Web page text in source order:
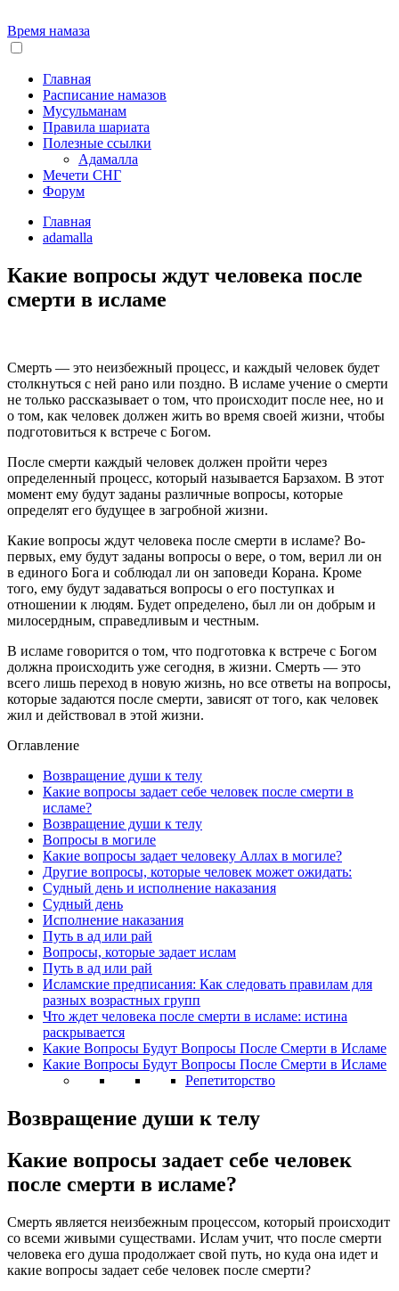
Время намаза
Главная
Расписание намазов
Мусульманам
Правила шариата
Полезные ссылки
Адамалла
Мечети СНГ
Форум
Главная
adamalla
Какие вопросы ждут человека после
смерти в исламе
Смерть — это неизбежный процесс, и каждый человек будет
столкнуться с ней рано или поздно. В исламе учение о смерти
не только рассказывает о том, что происходит после нее, но и
о том, как человек должен жить во время своей жизни, чтобы
подготовиться к встрече с Богом.
После смерти каждый человек должен пройти через
определенный процесс, который называется Барзахом. В этот
момент ему будут заданы различные вопросы, которые
определят его будущее в загробной жизни.
Какие вопросы ждут человека после смерти в исламе? Во-
первых, ему будут заданы вопросы о вере, о том, верил ли он
в единого Бога и соблюдал ли он заповеди Корана. Кроме
того, ему будут задаваться вопросы о его поступках и
отношении к людям. Будет определено, был ли он добрым и
милосердным, справедливым и честным.
В исламе говорится о том, что подготовка к встрече с Богом
должна происходить уже сегодня, в жизни. Смерть — это
всего лишь переход в новую жизнь, но все ответы на вопросы,
которые задаются после смерти, зависят от того, как человек
жил и действовал в этой жизни.
Оглавление
Возвращение души к телу
Какие вопросы задает себе человек после смерти в
исламе?
Возвращение души к телу
Вопросы в могиле
Какие вопросы задает человеку Аллах в могиле?
Другие вопросы, которые человек может ожидать:
Судный день и исполнение наказания
Судный день
Исполнение наказания
Путь в ад или рай
Вопросы, которые задает ислам
Путь в ад или рай
Исламские предписания: Как следовать правилам для
разных возрастных групп
Что ждет человека после смерти в исламе: истина
раскрывается
Какие Вопросы Будут Вопросы После Смерти в Исламе
Какие Вопросы Будут Вопросы После Смерти в Исламе
Репетиторство
Возвращение души к телу
Какие вопросы задает себе человек
после смерти в исламе?
Смерть является неизбежным процессом, который происходит
со всеми живыми существами. Ислам учит, что после смерти
человека его душа продолжает свой путь, но куда она идет и
какие вопросы задает себе человек после смерти?